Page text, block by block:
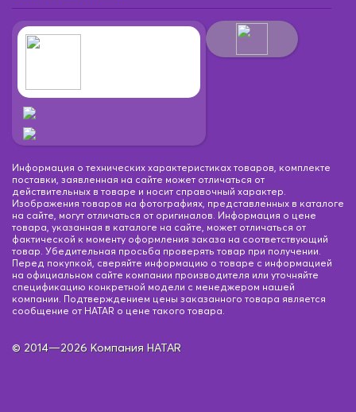
Информация о технических характеристиках товаров, комплекте
поставки, заявленная на сайте может отличаться от
действительных в товаре и носит справочный характер.
Изображения товаров на фотографиях, представленных в каталоге
на сайте, могут отличаться от оригиналов. Информация о цене
товара, указанная в каталоге на сайте, может отличаться от
фактической к моменту оформления заказа на соответствующий
товар. Убедительная просьба проверять товар при получении.
Перед покупкой, сверяйте информацию о товаре с информацией
на официальном сайте компании производителя или уточняйте
спецификацию конкретной модели с менеджером нашей
компании. Подтверждением цены заказанного товара является
сообщение от HATAR о цене такого товара.
© 2014—2026 Компания HATAR